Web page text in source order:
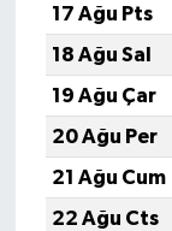
17 Ağu Pts
18 Ağu Sal
19 Ağu Çar
20 Ağu Per
21 Ağu Cum
22 Ağu Cts